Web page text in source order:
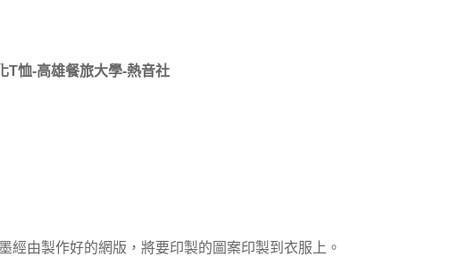
T恤-高雄餐旅大學-熱音社
經由製作好的網版，將要印製的圖案印製到衣服上。